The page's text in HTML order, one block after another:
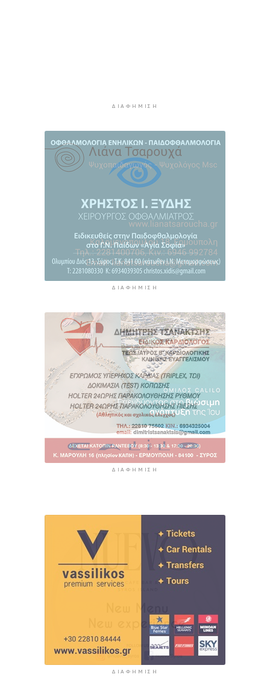
πάλι σε ισχύ τη Συμφωνία Σένγκεν εντός της
Κυριακής, 9 Αυγούστου
6 ώρες 20 λεπτά πρίν
«Στάχτη» 272.860 στρέμματα αυτό το
7 ώρες 4 λεπτά πρίν
ΔΙΑΦΉΜΙΣΗ
ΔΙΑΦΉΜΙΣΗ
ΔΙΑΦΉΜΙΣΗ
ΔΙΑΦΉΜΙΣΗ